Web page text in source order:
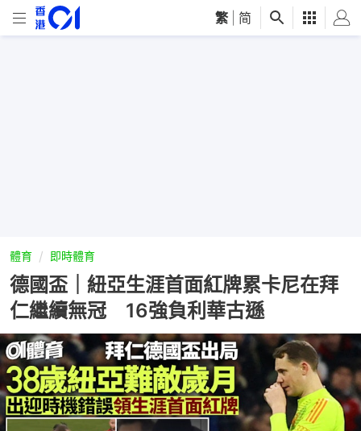
繁 简
體育 即時體育
德國盃｜紐亞生涯首面紅牌累卡尼在拜
仁繼續無冠 16強負利華古遜